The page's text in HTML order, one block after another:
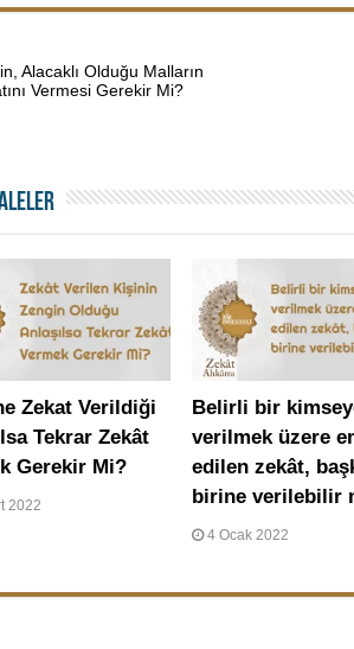
Alacaklı Olduğu Malların
Vermesi Gerekir Mi?
Zekat Verildiği
Tekrar Zekât
Gerekir Mi?
2022
Belirli bir
verilmek üzere
edilen zekât,
birine verilebilir
4 Ocak 2022